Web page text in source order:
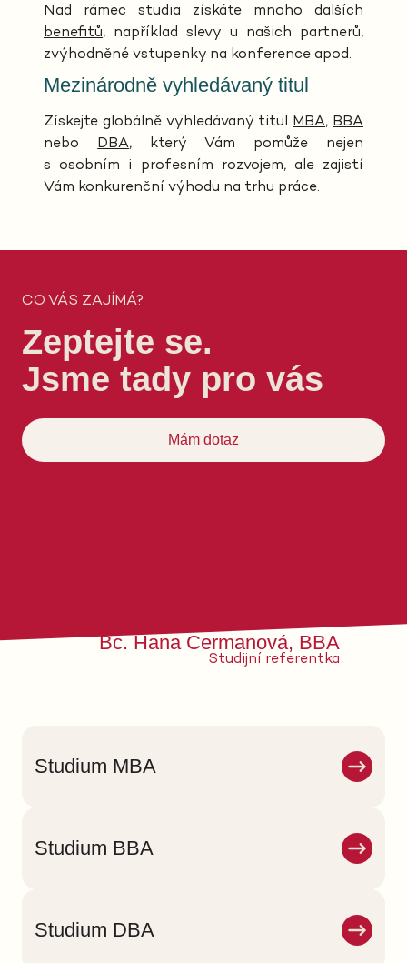
Nad rámec studia získáte mnoho dalších
benefitů, například slevy u našich partnerů,
zvýhodněné vstupenky na konference apod.
Mezinárodně vyhledávaný titul
Získejte globálně vyhledávaný titul MBA, BBA
nebo DBA, který Vám pomůže nejen
s osobním i profesním rozvojem, ale zajistí
Vám konkurenční výhodu na trhu práce.
CO VÁS ZAJÍMÁ?
Zeptejte se.
Jsme tady pro vás
Mám dotaz
Bc. Hana Cermanová, BBA
Studijní referentka
Studium MBA
Studium BBA
Studium DBA